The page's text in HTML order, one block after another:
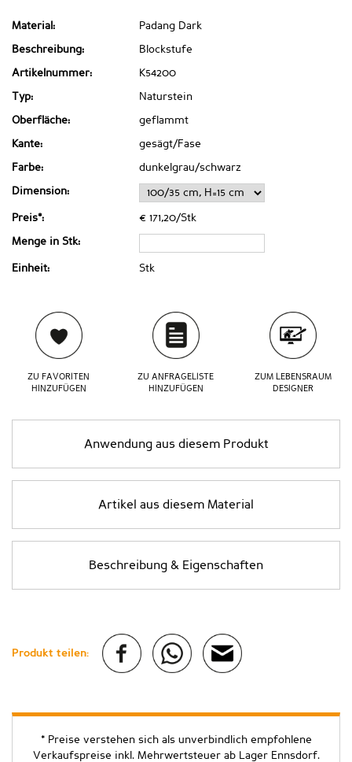
Material: Padang Dark
Beschreibung: Blockstufe
Artikelnummer: K54200
Typ: Naturstein
Oberfläche: geflammt
Kante: gesägt/Fase
Farbe: dunkelgrau/schwarz
Dimension:
Preis*: € 171,20/Stk
Menge in Stk:
Einheit: Stk
ZU FAVORITEN
HINZUFÜGEN
ZU ANFRAGELISTE
HINZUFÜGEN
ZUM LEBENSRAUM
DESIGNER
Anwendung aus diesem Produkt
Artikel aus diesem Material
Beschreibung & Eigenschaften
Produkt teilen:
* Preise verstehen sich als unverbindlich empfohlene
Verkaufspreise inkl. Mehrwertsteuer ab Lager Ennsdorf.